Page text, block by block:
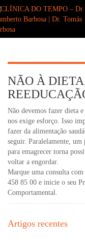
NÃO À
Não devemos fazer dieta
nos exige esforço. Isso
fazer da alimentação
seguir. Paralelamente, um
para emagrecer torna
voltar a engordar.
Marque uma consulta
458 85 00 e inicie o seu
Comportamental.
Artigos recentes